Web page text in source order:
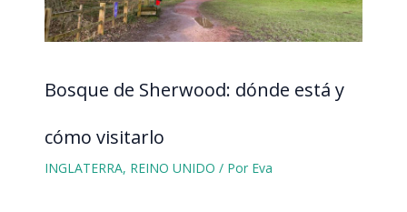
Bosque de Sherwood: dónde está y
cómo visitarlo
INGLATERRA, REINO UNIDO / Por Eva